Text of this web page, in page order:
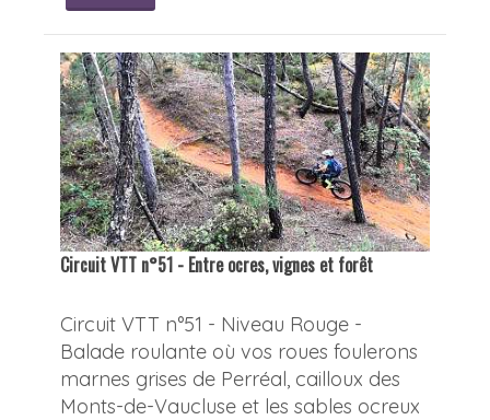
Circuit VTT n°51 - Entre ocres, vignes et forêt
Circuit VTT n°51 - Niveau Rouge -
Balade roulante où vos roues foulerons
marnes grises de Perréal, cailloux des
Monts-de-Vaucluse et les sables ocreux